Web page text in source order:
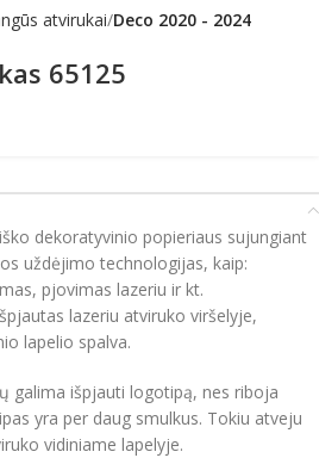
atvirukai Deco 2020 - 2024
65125
dekoratyvinio popieriaus sujungiant
uždėjimo technologijas, kaip:
pjovimas lazeriu ir kt.
lazeriu atviruko viršelyje,
lapelio spalva.
galima išpjauti logotipą, nes riboja
yra per daug smulkus. Tokiu atveju
vidiniame lapelyje.